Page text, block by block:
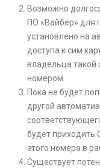
Возможно
ПО «Вайбер» для
установлено на
доступа к сим
владельца такой
номером.
Пока не будет
другой
будет
этого номера в
Существует